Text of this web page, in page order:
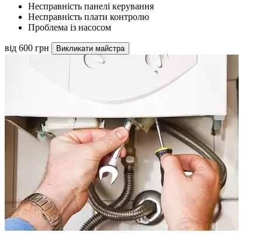
Несправність панелі керування
Несправність плати контролю
Проблема із насосом
від 600 грн Викликати майстра